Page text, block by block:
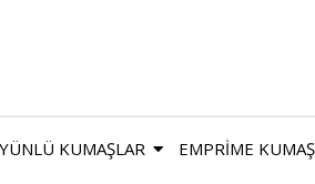
YÜNLÜ KUMAŞLAR EMPRİME